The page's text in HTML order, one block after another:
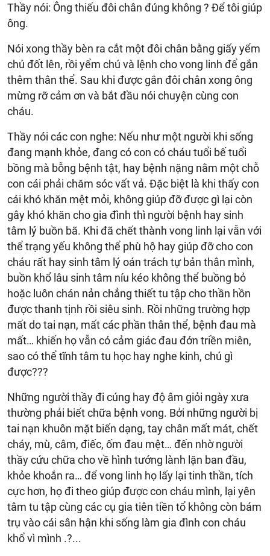
Thầy nói: Ông thiếu đôi chân đúng không ? Để tôi giúp
ông.
Nói xong thầy bèn ra cắt một đôi chân bằng giấy yểm
chú đốt lên, rồi yểm chú và lệnh cho vong linh để gắn
thêm thân thể. Sau khi được gắn đôi chân xong ông
mừng rỡ cảm ơn và bắt đầu nói chuyện cùng con
cháu.
Thầy nói các con nghe: Nếu như một người khi sống
đang mạnh khỏe, đang có con có cháu tuổi bế tuổi
bồng mà bỗng bệnh tật, hay bệnh nặng nằm một chỗ
con cái phải chăm sóc vất vả. Đặc biệt là khi thấy con
cái khó khăn mệt mỏi, không giúp đỡ được gì lại còn
gây khó khăn cho gia đình thì người bệnh hay sinh
tâm lý buồn bã. Khi đã chết thành vong linh lại vẫn với
thể trạng yếu không thể phù hộ hay giúp đỡ cho con
cháu rất hay sinh tâm lý oán trách tự bản thân mình,
buồn khổ lâu sinh tâm níu kéo không thể buồng bỏ
hoặc luôn chán nản chẳng thiết tu tập cho thần hồn
được thanh tịnh rồi siêu sinh. Rồi những trường hợp
mất do tai nạn, mất các phần thân thể, bệnh đau mà
mất… khiến họ vẫn có cảm giác đau đớn triền miên,
sao có thể tĩnh tâm tu học hay nghe kinh, chú gì
được???
Những người thầy đi cúng hay độ âm giỏi ngày xưa
thường phải biết chữa bệnh vong. Bởi những người bị
tai nạn khuôn mặt biến dạng, tay chân mất mát, chết
cháy, mù, câm, điếc, ốm đau mệt… đến nhờ người
thầy cứu chữa cho về hình tướng lành lặn ban đầu,
khỏe khoắn ra… để vong linh họ lấy lại tinh thần, tích
cực hơn, họ đi theo giúp được con cháu mình, lại yên
tâm tu tập cùng các cụ gia tiên tiền tổ không còn bám
trụ vào cái sân hận khi sống làm gia đình con cháu
khổ vì mình .?...